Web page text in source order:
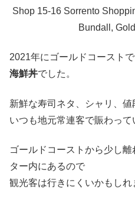
Shop 15-16 Sorrento
Bundall,
2021年にゴールドコーストで
海鮮丼でした。
新鮮な寿司ネタ、シャリ、
いつも地元常連客で賑わって
ゴールドコーストから少し
ター内にあるので
観光客は行きにくいかもしれ